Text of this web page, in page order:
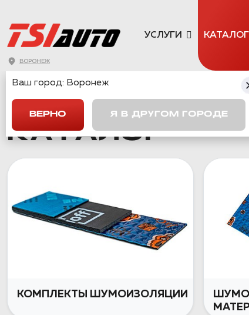
ВОРОНЕЖ
УСЛУГИ КАТАЛОГ
ГЛАВНАЯ → КАТАЛОГ
КАТАЛОГ
КОМПЛЕКТЫ ШУМОИЗОЛЯЦИИ
Ваш город: Воронеж
ВЕРНО Я В ДРУГОМ ГОРОДЕ